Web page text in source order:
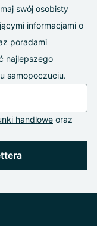
swój osobisty
informacjami o
poradami
najlepszego
samopoczuciu.
handlowe oraz